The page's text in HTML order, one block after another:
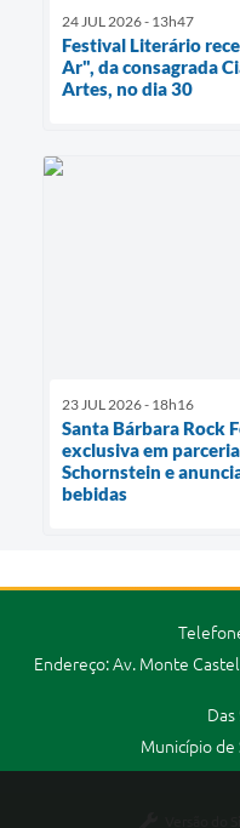
24 JUL 2026 - 13h47
Festival Literário
Ar", da consagrada
Artes, no dia 30
23 JUL 2026 - 18h16
Santa Bárbara Rock
exclusiva em
Schornstein e
bebidas
Endereço: Av. Monte
Das
Município de